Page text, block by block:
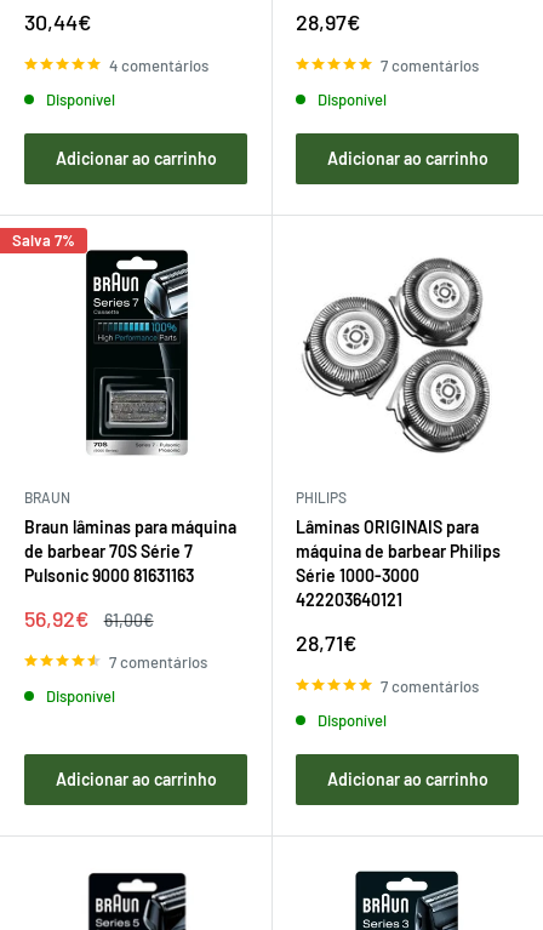
Preço
venda
30,44€
4 comentários
Disponível
Adicionar ao carrinho
Preço
venda
28,97€
7 comentários
Disponível
Adicionar ao carrinho
Salva 7%
BRAUN
Braun lâminas para máquina
de barbear 70S Série 7
Pulsonic 9000 81631163
Preço
venda
56,92€
Preço
61,00€
7 comentários
Disponível
Adicionar ao carrinho
PHILIPS
Lâminas ORIGINAIS para
máquina de barbear Philips
Série 1000-3000
422203640121
Preço
venda
28,71€
7 comentários
Disponível
Adicionar ao carrinho